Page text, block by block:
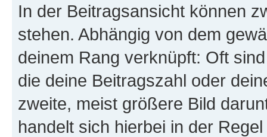
In der Beitragsansicht können
stehen. Abhängig von dem
deinem Rang verknüpft: Oft
die deine Beitragszahl oder
zweite, meist größere Bild
handelt sich hierbei in der